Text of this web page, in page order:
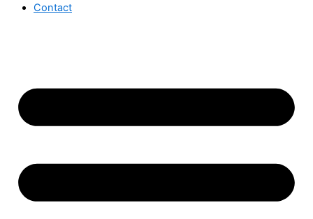
Contact